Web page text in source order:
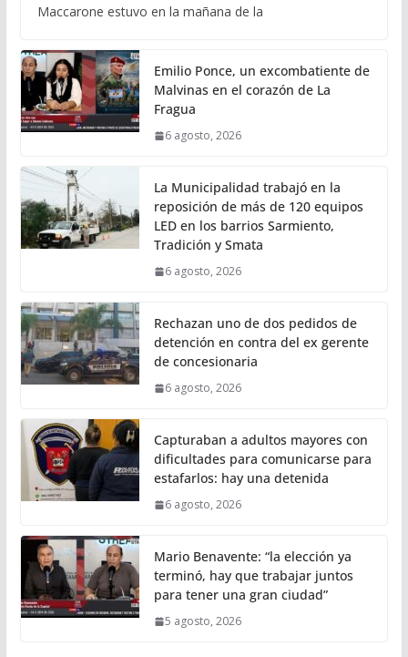
Maccarone estuvo en la mañana de la
Emilio Ponce, un excombatiente de
Malvinas en el corazón de La
Fragua
6 agosto, 2026
La Municipalidad trabajó en la
reposición de más de 120 equipos
LED en los barrios Sarmiento,
Tradición y Smata
6 agosto, 2026
Rechazan uno de dos pedidos de
detención en contra del ex gerente
de concesionaria
6 agosto, 2026
Capturaban a adultos mayores con
dificultades para comunicarse para
estafarlos: hay una detenida
6 agosto, 2026
Mario Benavente: “la elección ya
terminó, hay que trabajar juntos
para tener una gran ciudad”
5 agosto, 2026